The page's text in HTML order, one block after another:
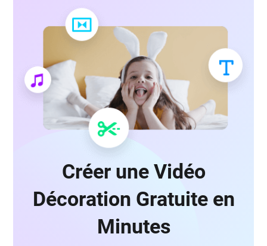
Créer une Vidéo
Décoration Gratuite en
Minutes